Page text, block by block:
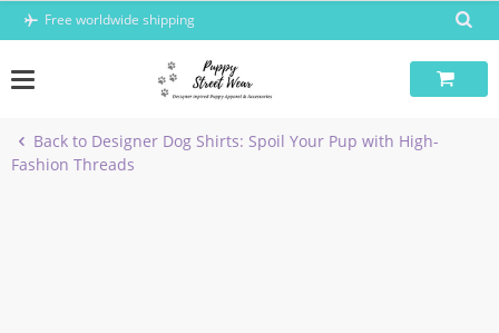
Skip
Free worldwide shipping
Back to Designer Dog Shirts: Spoil Your Pup with High-
Fashion Threads